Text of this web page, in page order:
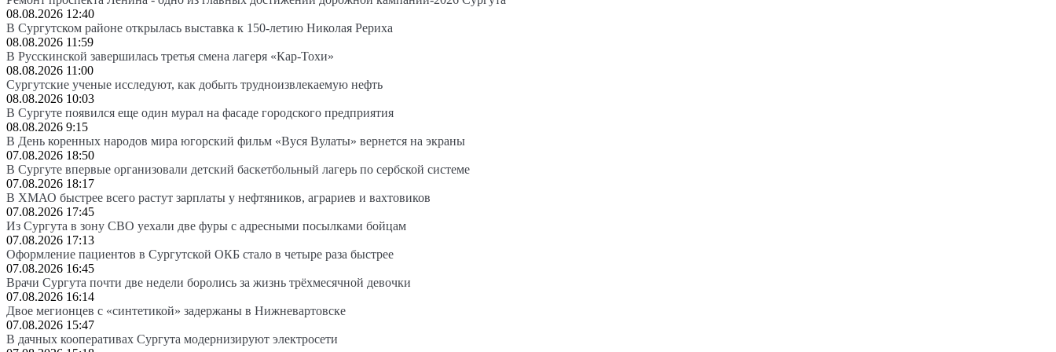
08.08.2026 12:40
В Сургутском районе открылась выставка к 150-летию Николая Рериха
08.08.2026 11:59
В Русскинской завершилась третья смена лагеря «Кар-Тохи»
08.08.2026 11:00
Сургутские ученые исследуют, как добыть трудноизвлекаемую нефть
08.08.2026 10:03
В Сургуте появился еще один мурал на фасаде городского предприятия
08.08.2026 9:15
В День коренных народов мира югорский фильм «Вуся Вулаты» вернется на экраны
07.08.2026 18:50
В Сургуте впервые организовали детский баскетбольный лагерь по сербской системе
07.08.2026 18:17
В ХМАО быстрее всего растут зарплаты у нефтяников, аграриев и вахтовиков
07.08.2026 17:45
Из Сургута в зону СВО уехали две фуры с адресными посылками бойцам
07.08.2026 17:13
Оформление пациентов в Сургутской ОКБ стало в четыре раза быстрее
07.08.2026 16:45
Врачи Сургута почти две недели боролись за жизнь трёхмесячной девочки
07.08.2026 16:14
Двое мегионцев с «синтетикой» задержаны в Нижневартовске
07.08.2026 15:47
В дачных кооперативах Сургута модернизируют электросети